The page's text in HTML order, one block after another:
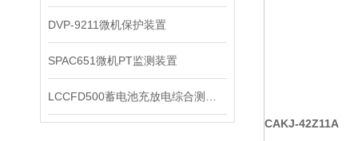
DVP-9211微机保护装置
SPAC651微机PT监测装置
CAKJ-42Z11A